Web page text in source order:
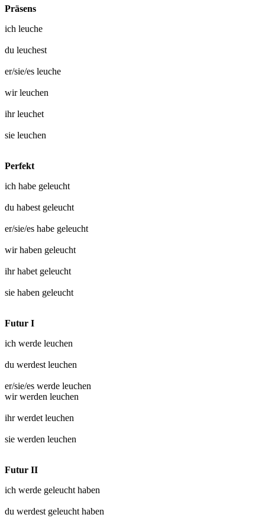
Präsens
ich leuche
du leuchest
er/sie/es leuche
wirleuchen
ihrleuchet
sie leuchen
Perfekt
ich habe geleucht
du habest geleucht
er/sie/es habe geleucht
wir haben geleucht
ihr habet geleucht
sie haben geleucht
Futur I
ich werde leuchen
du werdest leuchen
er/sie/es werde leuchen
wir werden leuchen
ihr werdet leuchen
sie werden leuchen
Futur II
ich werde geleucht haben
du werdest geleucht haben